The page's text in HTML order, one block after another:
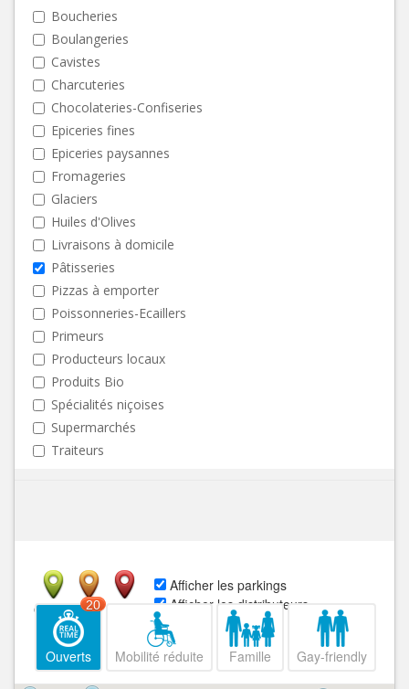
Boucheries
Boulangeries
Cavistes
Charcuteries
Chocolateries-Confiseries
Epiceries fines
Epiceries paysannes
Fromageries
Glaciers
Huiles d'Olives
Livraisons à domicile
Pâtisseries
Pizzas à emporter
Poissonneries-Ecaillers
Primeurs
Producteurs locaux
Produits Bio
Spécialités niçoises
Supermarchés
Traiteurs
Afficher les parkings
Afficher les distributeurs
Ouvert
Ouverts
20
Mobilité réduite Famille Gay-friendly